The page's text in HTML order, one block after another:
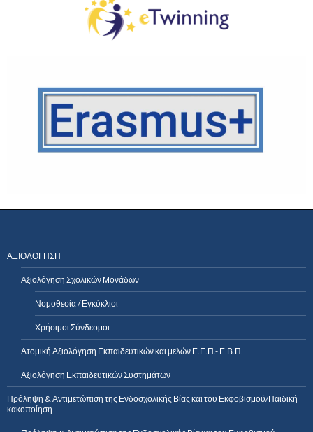
ΑΞΙΟΛΟΓΗΣΗ
Αξιολόγηση Σχολικών Μονάδων
Νομοθεσία / Εγκύκλιοι
Χρήσιμοι Σύνδεσμοι
Ατομική Αξιολόγηση Εκπαιδευτικών και μελών Ε.Ε.Π.- Ε.Β.Π.
Αξιολόγηση Εκπαιδευτικών Συστημάτων
Πρόληψη & Αντιμετώπιση της Ενδοσχολικής Βίας και του Εκφοβισμού/Παιδική
κακοποίηση